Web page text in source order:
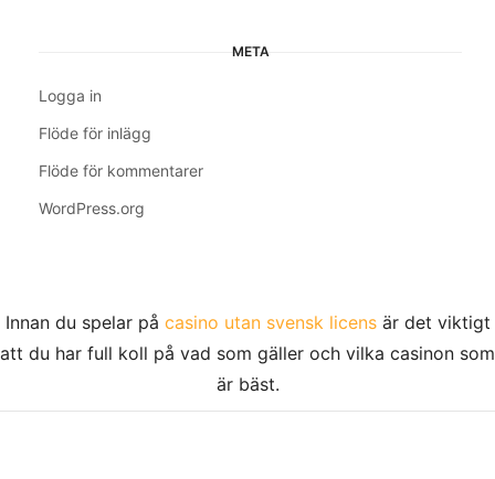
META
Logga in
Flöde för inlägg
Flöde för kommentarer
WordPress.org
Innan du spelar på casino utan svensk licensär det viktigt
att du har full koll på vad som gäller och vilka casinon som
är bäst.